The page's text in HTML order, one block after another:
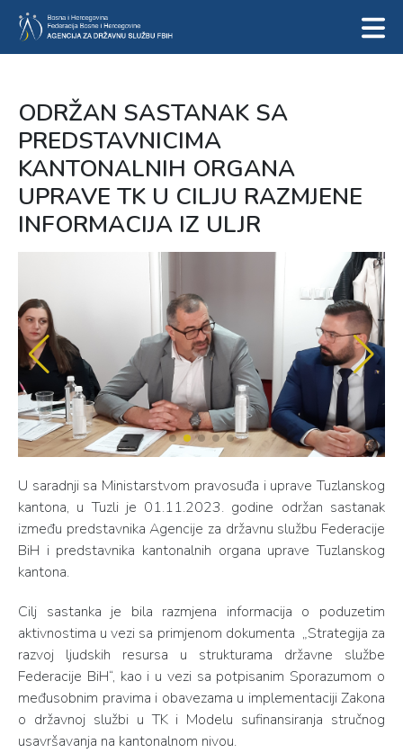
ODRŽAN SASTANAK SA
PREDSTAVNICIMA
KANTONALNIH ORGANA
UPRAVE TK U CILJU RAZMJENE
INFORMACIJA IZ ULJR
U saradnji sa Ministarstvom pravosuđa i uprave Tuzlanskog
kantona, u Tuzli je 01.11.2023. godine održan sastanak
između predstavnika Agencije za državnu službu Federacije
BiH i predstavnika kantonalnih organa uprave Tuzlanskog
kantona.
Cilj sastanka je bila razmjena informacija o poduzetim
aktivnostima u vezi sa primjenom dokumenta „Strategija za
razvoj ljudskih resursa u strukturama državne službe
Federacije BiH“, kao i u vezi sa potpisanim Sporazumom o
međusobnim pravima i obavezama u implementaciji Zakona
o državnoj službi u TK i Modelu sufinansiranja stručnog
usavršavanja na kantonalnom nivou.